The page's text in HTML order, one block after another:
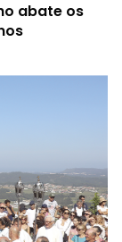
abate os